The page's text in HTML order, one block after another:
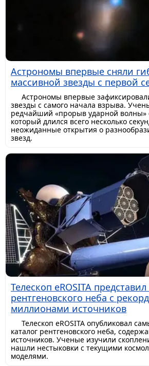
Астрономы впервые сняли
массивной звезды с первой
Астрономы впервые
звезды с самого начала взрыва.
редчайший «прорыв ударной волны»
который длился всего несколько
неожиданные открытия о
звезд.
Телескоп eROSITA представил
рентгеновского неба с
миллионами источников
Телескоп eROSITA опубликовал
каталог рентгеновского неба,
источников. Ученые изучили
нашли нестыковки с текущими
моделями.